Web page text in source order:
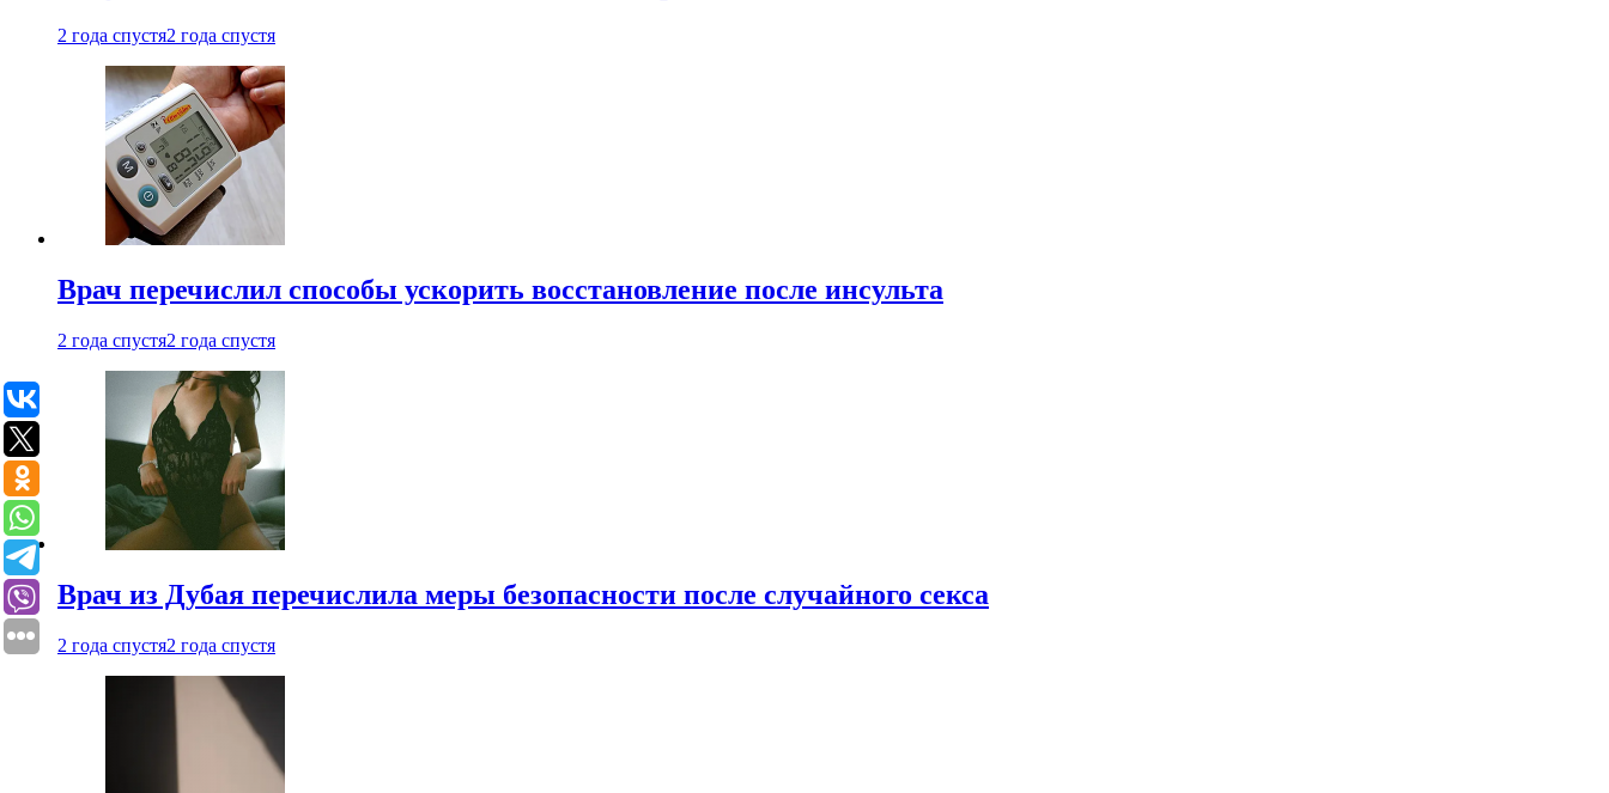
2 года спустя2 года спустя
Врач перечислил способы ускорить восстановление после инсульта
2 года спустя2 года спустя
Врач из Дубая перечислила меры безопасности после случайного секса
2 года спустя2 года спустя